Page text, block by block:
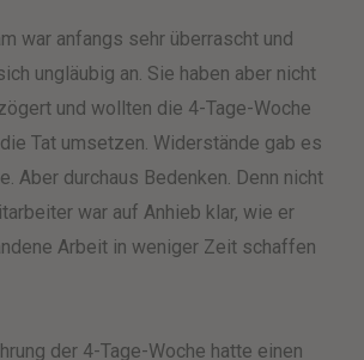
war anfangs sehr überrascht und
ungläubig an. Sie haben aber nicht
und wollten die 4-Tage-Woche
Tat umsetzen. Widerstände gab es
Aber durchaus Bedenken. Denn nicht
war auf Anhieb klar, wie er
Arbeit in weniger Zeit schaffen
der 4-Tage-Woche hatte einen